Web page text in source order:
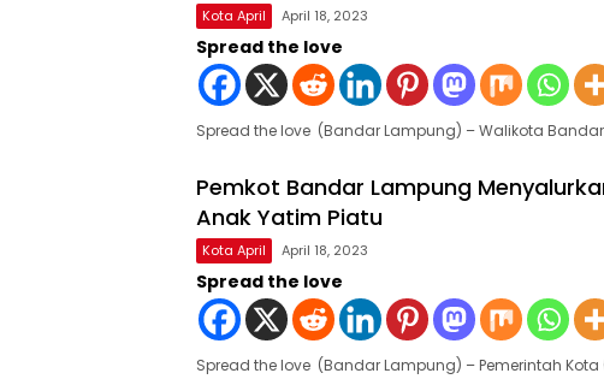
Kota April April 18, 2023
Spread the love
Spread the love (Bandar Lampung) – Walikota
Pemkot Bandar Lampung
Anak Yatim Piatu
Kota April April 18, 2023
Spread the love
Spread the love (Bandar Lampung) – Pemerintah Kota